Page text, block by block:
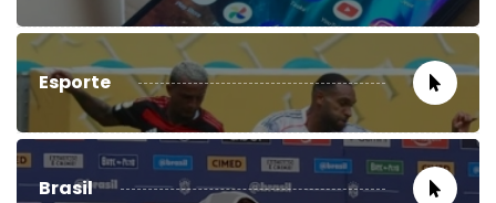
Esporte
Brasil